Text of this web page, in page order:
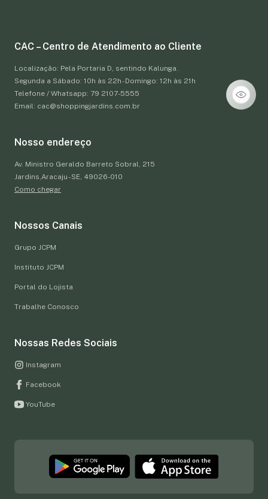
CAC – Centro de Atendimento ao Cliente
Localização: Pela Portaria D, sentindo Kalunga.
Segunda a Sábado: 10h às 22h - Domingo: 12h às 21h
Telefone / Whatsapp: 79 2107-5555
Email: cac@shoppingjardins.com.br
Nosso endereço
Av. Ministro Geraldo Barreto Sobral, 215
Jardins,Aracaju - SE, 49026-010
Como chegar
Nossos Canais
Grupo JCPM
Instituto JCPM
Portal do Lojista
Trabalhe Conosco
Nossas Redes Sociais
Instagram
Facebook
YouTube